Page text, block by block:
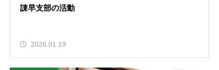
諌早支部の活動
2026.01.19